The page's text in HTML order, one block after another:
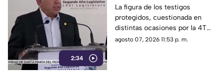
2:34
evidencia del caso
Ayotzinapa
La figura de los testigos
protegidos, cuestionada en
distintas ocasiones por la 4T
cuando es utilizada por
agosto 07, 2026 11:53 p. m.